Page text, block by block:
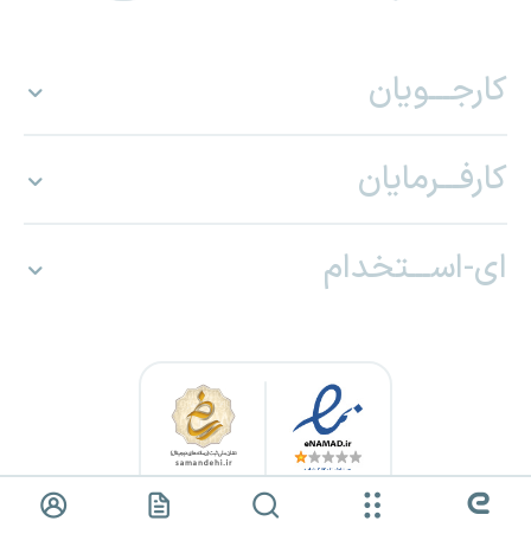
کارجـــویان
کارفـــرمایان
ای-اســـتخدام